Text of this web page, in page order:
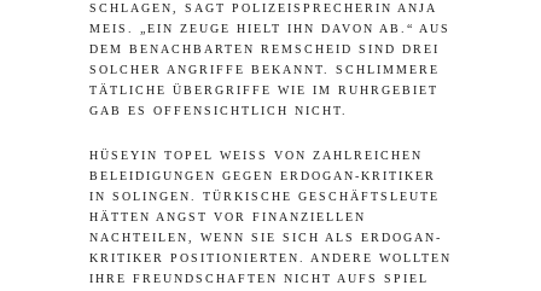
HLAGEN, SAGT POLIZEISPRECHERIN ANJA ME
IS. „EIN ZEUGE HIELT IHN DAVON AB.“ AUS DE
M BENACHBARTEN REMSCHEID SIND DREI SO
LCHER ANGRIFFE BEKANNT. SCHLIMMERE TÄ
TLICHE ÜBERGRIFFE WIE IM RUHRGEBIET GA
B ES OFFENSICHTLICH NICHT.
HÜSEYIN TOPEL WEISS VON ZAHLREICHEN B
ELEIDIGUNGEN GEGEN ERDOGAN-KRITIKER I
N SOLINGEN. TÜRKISCHE GESCHÄFTSLEUTE H
ÄTTEN ANGST VOR FINANZIELLEN N
ACHTEILEN, WENN SIE SICH ALS ERDOGAN-K
RITIKER POSITIONIERTEN. ANDERE WOLLTEN I
HRE FREUNDSCHAFTEN NICHT AUFS SPIEL S